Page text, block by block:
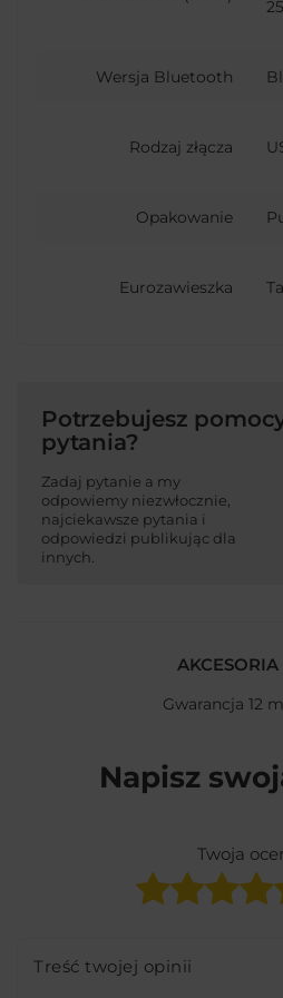
Wersja Bluetooth
Rodzaj złącza
Opakowanie
Eurozawieszka
Potrzebujesz
pytania?
Zadaj pytanie a my
odpowiemy niezwłocznie,
najciekawsze pytania i
odpowiedzi publikując dla
innych.
AKCESORIA
Gwarancja 12
Napisz
Twoja
Treść twojej opinii